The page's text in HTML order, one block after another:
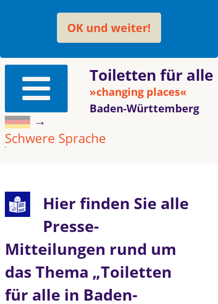
OK und weiter!
Toiletten für alle
»changing places«
Baden-Württemberg
→
Schwere Sprache
Hier finden Sie alle
Presse-
Mitteilungen rund um
das Thema „Toiletten
für alle in Baden-